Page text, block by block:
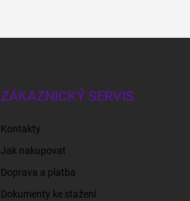
ZÁKAZNICKÝ SERVIS
Kontakty
Jak nakupovat
Doprava a platba
Dokumenty ke stažení